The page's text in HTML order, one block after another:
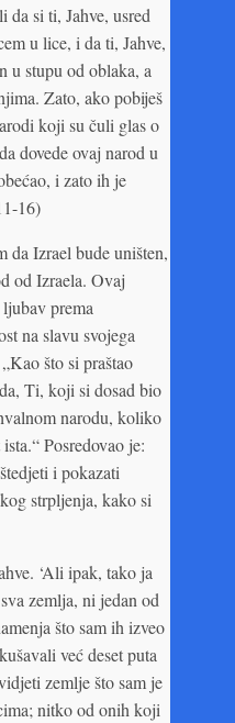
da si ti, Jahve, usred
u lice, i da ti, Jahve,
u stupu od oblaka, a
Zato, ako pobiješ
koji su čuli glas o
dovede ovaj narod u
i zato ih je
16)
da Izrael bude uništen,
od Izraela. Ovaj
prema
na slavu svojega
što si praštao
Ti, koji si dosad bio
narodu, koliko
Posredovao je:
i pokazati
strpljenja, kako si
‘Ali ipak, tako ja
zemlja, ni jedan od
što sam ih izveo
već deset puta
zemlje što sam je
nitko od onih koji